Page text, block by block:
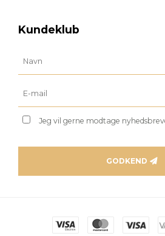
Kundeklub
Jeg vil gerne modtage
GODKEND